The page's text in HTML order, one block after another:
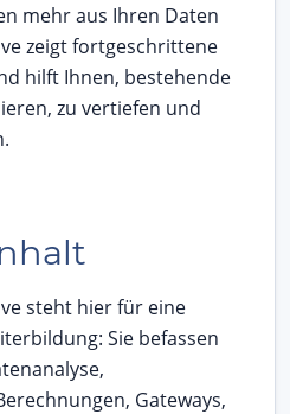
mehr aus Ihren Daten
zeigt fortgeschrittene
hilft Ihnen, bestehende
zu vertiefen und
steht hier für eine
Sie befassen
Gateways,